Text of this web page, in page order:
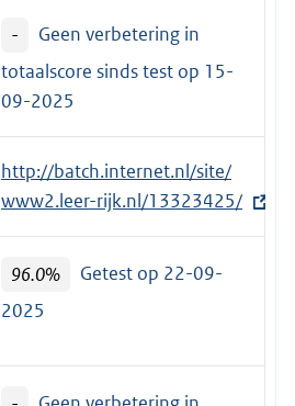
-
Geen verbetering in
totaalscore sinds test op 15-
09-2025
E
x
t
n
http://batch.internet.nl/site/
www2.leer-rijk.nl/13323425/
96.0%
Getest op 22-09-
2025